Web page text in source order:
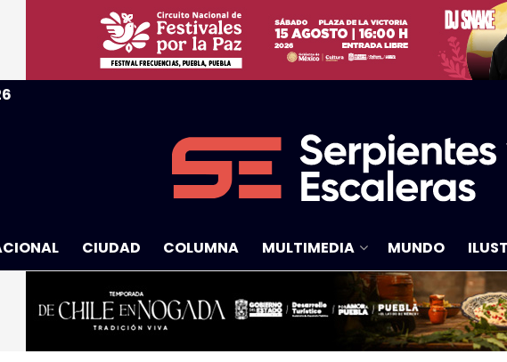
CIUDAD COLUMNA MULTIMEDIA MUNDO